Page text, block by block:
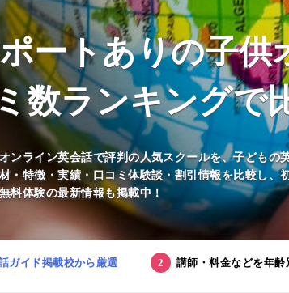
ートありの子供
数ランキングで
ンライン英会話で評判の人気スクールを、子ども
・特徴・実績・口コミ体験談・割引情報を比較し
料体験の最新情報も掲載中！
ガイド掲載校から厳選 講師・料金などを年齢